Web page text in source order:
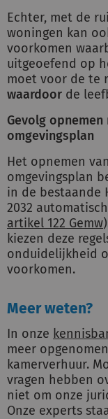
Echter, met de
woningen kan
voorkomen
uitgeoefend op
moet voor de te
waardoor de
Gevolg
omgevingsplan
Het opnemen
omgevingsplan
in de bestaande
2032
artikel 122 Gemw
kiezen deze
onduidelijkheid
voorkomen.
Meer weten?
In onze
meer
kamerverhuur.
vragen hebben
niet om onze
Onze experts